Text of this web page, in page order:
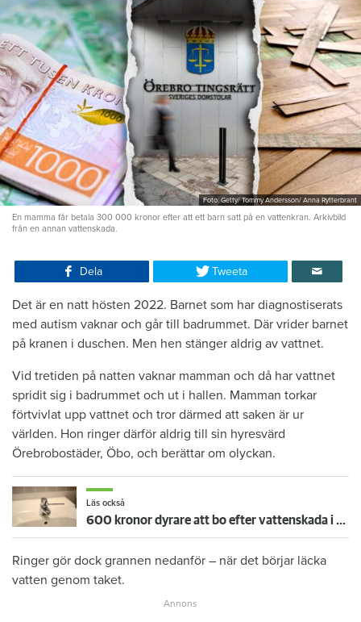
Foto: Getty/ Tommy Andersson/ Anna Rytterbrant
En mamma får betala 300 000 kronor efter att ett barn satt på en vattenkran. Arkivbild
från en annan vattenskada.
Dela Tweeta
Det är en natt hösten 2022. Barnet som har diagnostiserats
med autism vaknar och går till badrummet. Där vrider barnet
på kranen i duschen. Men hen stänger aldrig av vattnet.
Vid tretiden på natten vaknar mamman och då har vattnet
spridit sig i badrummet och ut i hallen. Mamman torkar
förtvivlat upp vattnet och tror därmed att saken är ur
världen. Hon ringer därför aldrig till sin hyresvärd
Örebrobostäder, Öbo, och berättar om olyckan.
Läs också
600 kronor dyrare att bo efter vattenskada i Varberg
Ringer gör dock grannen nedanför – när det börjar läcka
vatten genom taket.